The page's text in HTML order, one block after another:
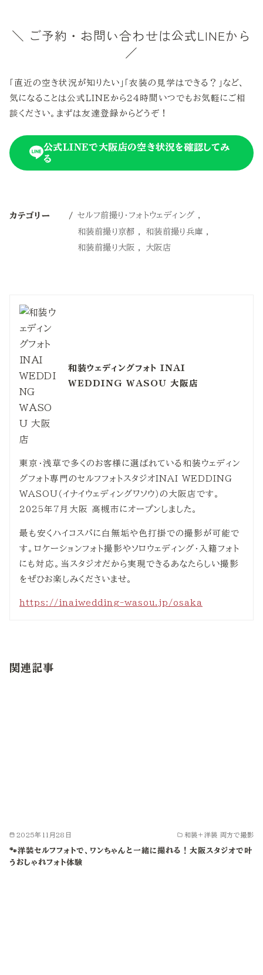
＼ ご予約・お問い合わせは公式LINEから
／
「直近の空き状況が知りたい」「衣装の見学はできる？」など、
気になることは公式LINEから24時間いつでもお気軽にご相
談ください。まずは友達登録からどうぞ！
公式LINEで大阪店の空き状況を確認してみ
る
カテゴリー
セルフ前撮り・フォトウェディング
和装前撮り京都
和装前撮り兵庫
和装前撮り大阪
大阪店
和装ウェディングフォト INAI
WEDDING WASOU 大阪店
東京・浅草で多くのお客様に選ばれている和装ウェディン
グフォト専門のセルフフォトスタジオINAI WEDDING
WASOU（イナイウェディングワソウ）の大阪店です。
2025年7月大阪 高槻市にオープンしました。
最も安くハイコスパに白無垢や色打掛での撮影が可能で
す。ロケーションフォト撮影やソロウェディング・入籍フォト
にも対応。当スタジオだから実現できるあなたらしい撮影
をぜひお楽しみくださいませ。
https://inaiwedding-wasou.jp/osaka
関連記事
2025年11月28日 和装＋洋装 両方で撮影
🐾洋装セルフフォトで、ワンちゃんと一緒に撮れる！大阪スタジオで叶
うおしゃれフォト体験